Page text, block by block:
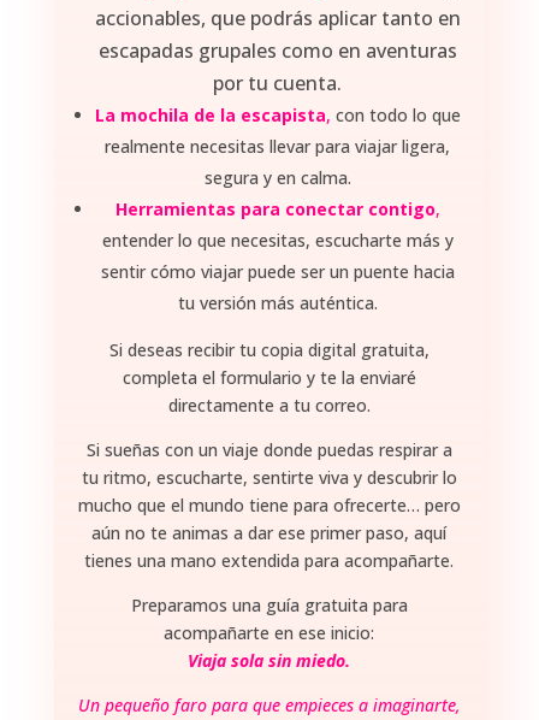
accionables, que podrás aplicar tanto en
escapadas grupales como en aventuras
por tu cuenta.
La mochila de la escapista, con todo lo que
realmente necesitas llevar para viajar ligera,
segura y en calma.
Herramientas para conectar contigo,
entender lo que necesitas, escucharte más y
sentir cómo viajar puede ser un puente hacia
tu versión más auténtica.
Si deseas recibir tu copia digital gratuita,
completa el formulario y te la enviaré
directamente a tu correo.
Si sueñas con un viaje donde puedas respirar a
tu ritmo, escucharte, sentirte viva y descubrir lo
mucho que el mundo tiene para ofrecerte… pero
aún no te animas a dar ese primer paso, aquí
tienes una mano extendida para acompañarte.
Preparamos una guía gratuita para
acompañarte en ese inicio:
Viaja sola sin miedo.
Un pequeño faro para que empieces a imaginarte,